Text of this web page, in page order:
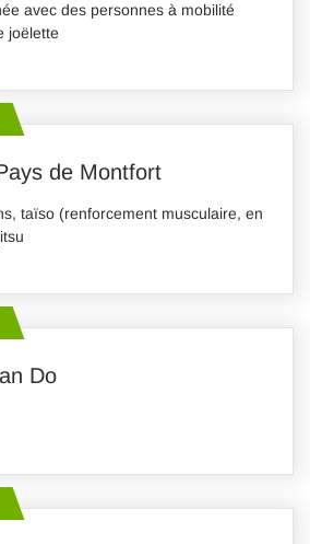
avec des personnes à mobilité
joëlette
de Montfort
taïso (renforcement musculaire, en
Do